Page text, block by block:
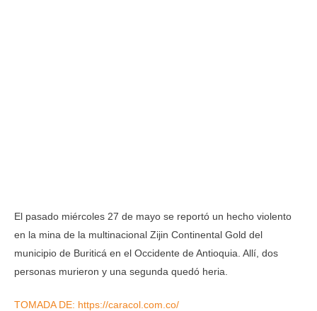
El pasado miércoles 27 de mayo se reportó un hecho violento
en la mina de la multinacional Zijin Continental Gold del
municipio de Buriticá en el Occidente de Antioquia. Allí, dos
personas murieron y una segunda quedó heria.
TOMADA DE: https://caracol.com.co/